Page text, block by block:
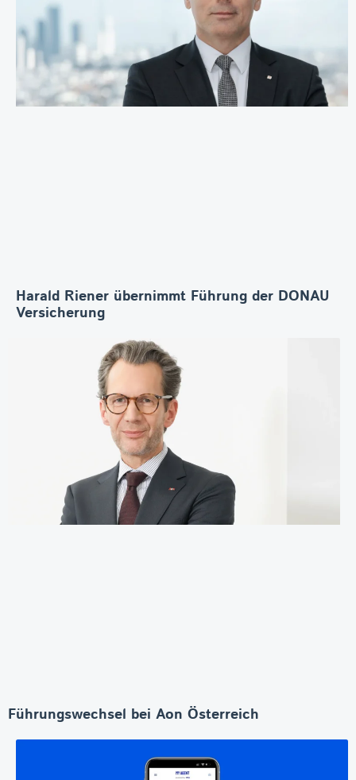
Harald Riener übernimmt Führung der DONAU
Versicherung
Führungswechsel bei Aon Österreich